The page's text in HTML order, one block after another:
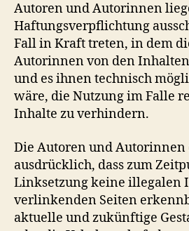
Autoren und Autorinnen
Haftungsverpflichtung
Fall in Kraft treten, in dem
Autorinnen von den
und es ihnen technisch
wäre, die Nutzung im Falle
Inhalte zu verhindern.
Die Autoren und
ausdrücklich, dass zum
Linksetzung keine illegalen
verlinkenden Seiten
aktuelle und zukünftige